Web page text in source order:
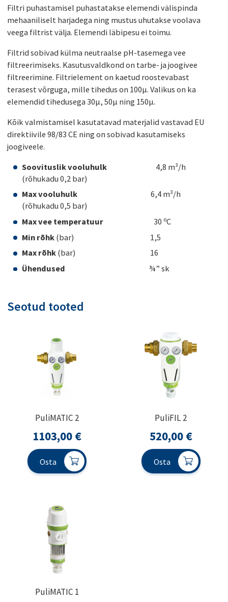
Filtri puhastamisel puhastatakse elemendi välispinda
mehaaniliselt harjadega ning mustus uhutakse voolava
veega filtrist välja. Elemendi läbipesu ei toimu.
Filtrid sobivad külma neutraalse pH-tasemega vee
filtreerimiseks. Kasutusvaldkond on tarbe- ja joogivee
filtreerimine. Filtrielement on kaetud roostevabast
terasest võrguga, mille tihedus on 100µ. Valikus on ka
elemendid tihedusega 30µ, 50µ ning 150µ.
Kõik valmistamisel kasutatavad materjalid vastavad EU
direktiivile 98/83 CE ning on sobivad kasutamiseks
joogiveele.
Soovituslik vooluhulk 4,8 m³/h
(rõhukadu 0,2 bar)
Max vooluhulk 6,4 m³/h
(rõhukadu 0,5 bar)
Max vee temperatuur30 ºC
Min rõhk (bar) 1,5
Max rõhk (bar) 16
Ühendused
¾” sk
Seotud tooted
PuliMATIC 2
1103,00 €
Osta
PuliFIL 2
520,00 €
Osta
PuliMATIC 1